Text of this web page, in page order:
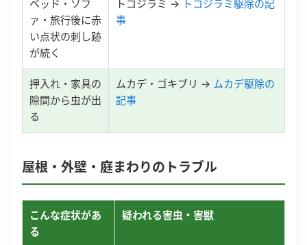
ベッド・ソフ
ァ・旅行後に赤
い点状の刺し跡
が続く
トコジラミ → トコジラミ駆除の記
事
押入れ・家具の
隙間から虫が出
る
ムカデ・ゴキブリ → ムカデ駆除の
記事
屋根・外壁・庭まわりのトラブル
こんな症状があ
る
疑われる害虫・害獣